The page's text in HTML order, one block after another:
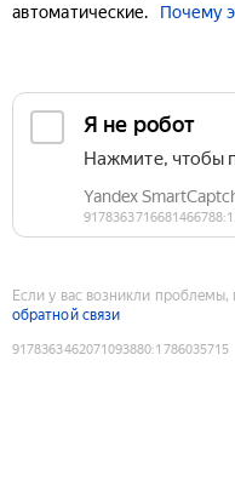
автоматические.
Почему
Если у вас возникли проблемы,
обратной связи
9178363462071093880:1786035715